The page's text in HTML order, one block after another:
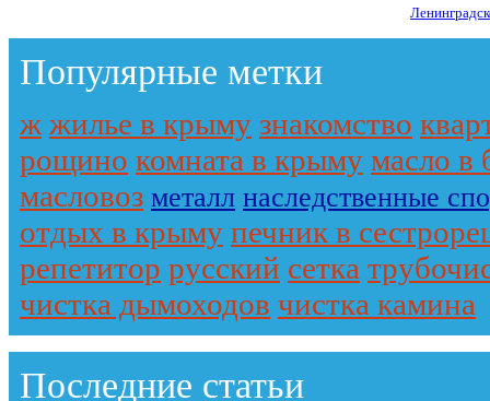
Популярные метки
ж жилье в крыму знакомство
рощино комната в крыму масло в
масловоз металл наследственные
отдых в крыму печник в
репетитор русский сетка
чистка дымоходов чистка камина
Последние статьи